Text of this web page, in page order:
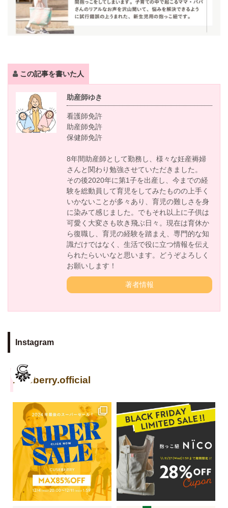
この記事を書いた人
助産師ゆき
看護師免許
助産師免許
保健師免許
8年間助産師として勤務し、様々な妊産褥婦
さんと関わり勉強させていただきました。
その後2020年に第1子を出産し、今までの経
験を総動員して育児をしてみたものの上手く
いかないことが多々あり、育児の難しさを身
に染みて感じました。でもそれ以上に子供は
可愛く大変さも吹き飛ぶ日々。現在は育休か
ら復職し、育児の経験を踏まえ、専門的な知
識だけではなく、生活で役に立つ情報を伝え
られたらいいなと思います。どうぞよろしく
お願いします！
著者情報
Instagram
cuseberry.official